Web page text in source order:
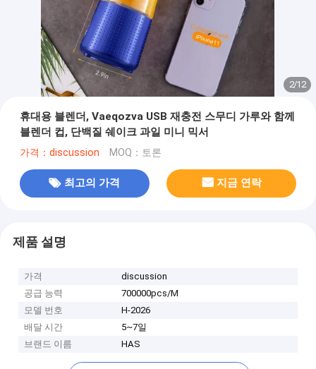
2/12
휴대용 블렌더, Vaeqozva USB 재충전 스무디 가루와 함께
블렌더 컵, 단백질 쉐이크 과일 미니 믹서
가격：discussion MOQ：토론
최고의 가격 지금 연락
제품 설명
가격
discussion
공급 능력
700000pcs/M
모델 번호
H-2026
배달 시간
5~7일
브랜드 이름
HAS